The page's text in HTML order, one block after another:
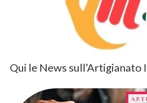
Qui le News sull’Artigianato